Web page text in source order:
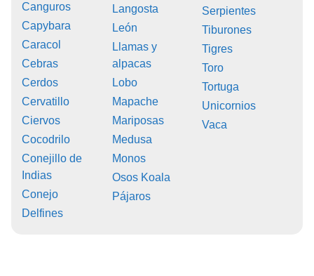
Canguros
Capybara
Caracol
Cebras
Cerdos
Cervatillo
Ciervos
Cocodrilo
Conejillo de
Indias
Conejo
Delfines
Langosta
León
Llamas y
alpacas
Lobo
Mapache
Mariposas
Medusa
Monos
Osos Koala
Pájaros
Serpientes
Tiburones
Tigres
Toro
Tortuga
Unicornios
Vaca